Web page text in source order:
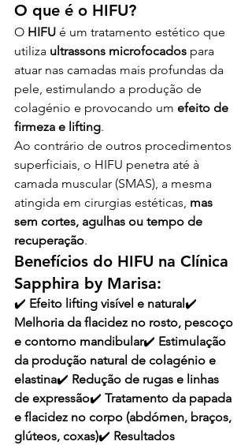
O que é o HIFU?
O HIFU é um tratamento estético que
utiliza ultrassons microfocados para
atuar nas camadas mais profundas da
pele, estimulando a produção de
colagénio e provocando um efeito de
firmeza e lifting.
Ao contrário de outros procedimentos
superficiais, o HIFU penetra até à
camada muscular (SMAS), a mesma
atingida em cirurgias estéticas, mas
sem cortes, agulhas ou tempo de
recuperação.
Benefícios do HIFU na Clínica
Sapphira by Marisa:
✔️ Efeito lifting visível e natural ✔️
Melhoria da flacidez no rosto, pescoço
e contorno mandibular✔️ Estimulação
da produção natural de colagénio e
elastina✔️ Redução de rugas e linhas
de expressão✔️ Tratamento da papada
e flacidez no corpo (abdómen, braços,
glúteos, coxas)✔️ Resultados